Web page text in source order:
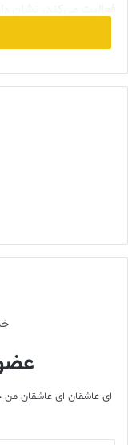
جهان در استخراج بیت
مرکز تحقیقاتی که در
درصد ماینینگ ارزهای
این گفته شده که سهم
کیلووات است و هزینه
در همین حال افزایش
تابستان، بار دیگر
برق ارزان کشاورزی و
گذشته هجوم ماینرها
برخی مناطق ماینرها
ای عاشقان ای عاشقان